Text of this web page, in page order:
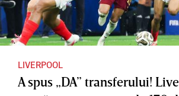
LIVERPOOL
A spus „DA” transferului!